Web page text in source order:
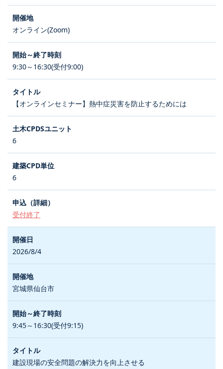
オンライン(Zoom)
9:30～16:30(受付9:00)
【オンラインセミナー】熱中症災害を防止するためには
6
6
受付終了
2026/8/4
宮城県仙台市
9:45～16:30(受付9:15)
建設現場の安全問題の解決力を向上させる